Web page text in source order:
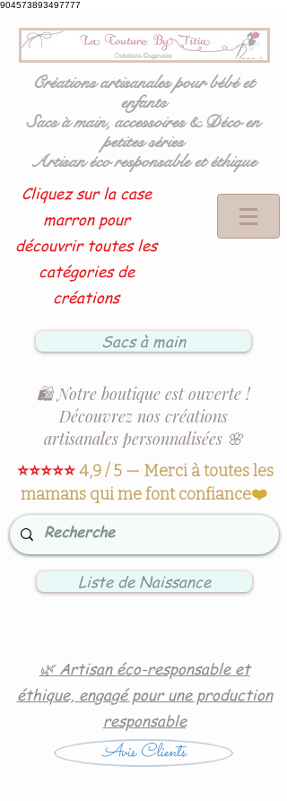
904573893497777
Créations artisanales pour bébé et
enfants
Sacs à main, accessoires & Déco en
petites séries
Artisan éco responsable et éthique
Cliquez sur la case
marron pour
découvrir toutes les
catégories de
créations
Sacs à main
🛍️ Notre boutique est ouverte !
Découvrez nos créations
artisanales personnalisées 🌸
⭐⭐⭐⭐⭐4,9 / 5 — Merci à toutes les
mamans qui me font confiance❤️
Liste de Naissance
🌿 Artisan éco-responsable et
éthique, engagé pour une production
responsable
Avis Clients